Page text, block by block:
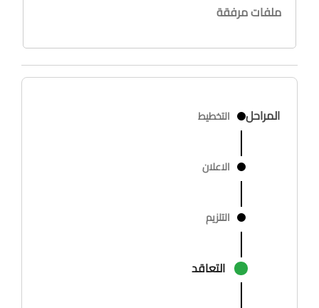
ملفات مرفقة
المراحل التخطيط
الاعلان
التلزيم
التعاقد